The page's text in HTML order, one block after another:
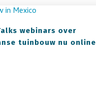
webinars over
tuinbouw nu online